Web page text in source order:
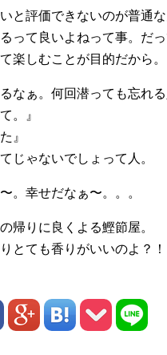
と評価できないのが普通
って良いよねって事。だ
楽しむことが目的だから。
なぁ。何回潜っても忘れる
。』
』
じゃないでしょって人。
。幸せだなぁ〜。。。
帰りに良くよる鰹節屋。
とても香りがいいのよ？！